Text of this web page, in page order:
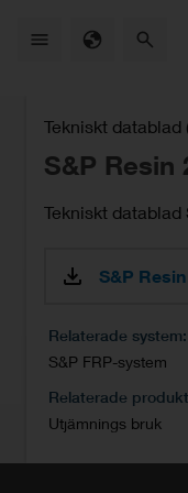
Tekniskt datablad
S&P Resin
Tekniskt datablad
S&P
Relaterade system
S&P FRP-system
Relaterade
Utjämnings bruk